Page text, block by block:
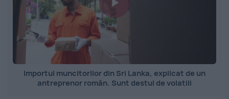
Importul muncitorilor din Sri Lanka, explicat de un
antreprenor român. Sunt destul de volatili